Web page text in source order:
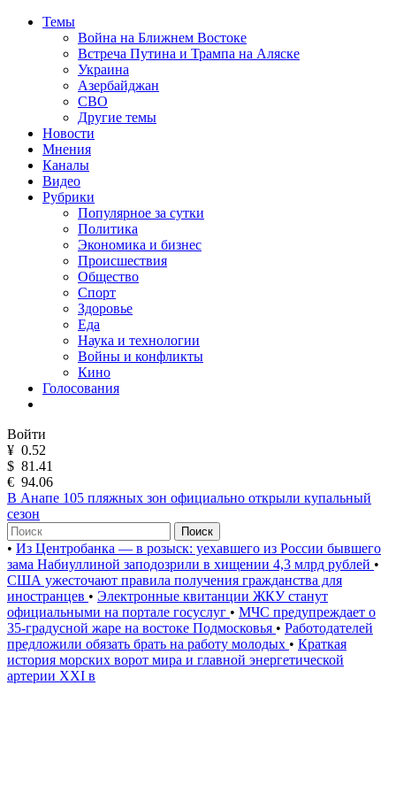
Темы
Война на Ближнем Востоке
Встреча Путина и Трампа на Аляске
Украина
Азербайджан
СВО
Другие темы
Новости
Мнения
Каналы
Видео
Рубрики
Популярное за сутки
Политика
Экономика и бизнес
Происшествия
Общество
Спорт
Здоровье
Еда
Наука и технологии
Войны и конфликты
Кино
Голосования
Войти
¥ 0.52
$ 81.41
€ 94.06
В Анапе 105 пляжных зон официально открыли купальный
сезон
Поиск
• Из Центробанка — в розыск: уехавшего из России бывшего
зама Набиуллиной заподозрили в хищении 4,3 млрд рублей •
США ужесточают правила получения гражданства для
иностранцев • Электронные квитанции ЖКУ станут
официальными на портале госуслуг • МЧС предупреждает о
35-градусной жаре на востоке Подмосковья • Работодателей
предложили обязать брать на работу молодых • Краткая
история морских ворот мира и главной энергетической
артерии XXI в